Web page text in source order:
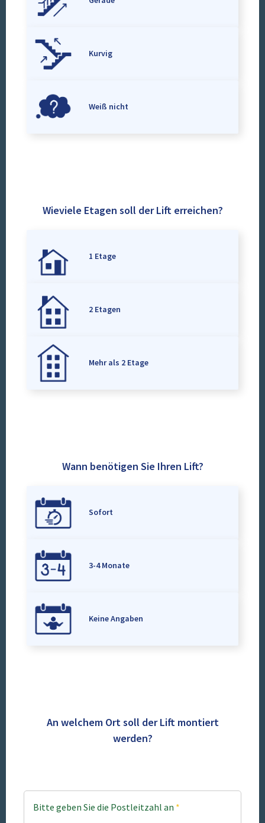
Kurvig
Weiß nicht
Wieviele Etagen soll der Lift erreichen?
1 Etage
2 Etagen
Mehr als 2 Etage
Wann benötigen Sie Ihren Lift?
Sofort
3-4 Monate
Keine Angaben
An welchem Ort soll der Lift montiert
werden?
Bitte geben Sie die Postleitzahl an *